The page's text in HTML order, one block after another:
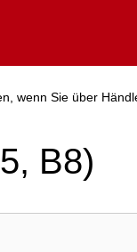
wenn Sie über
B8)